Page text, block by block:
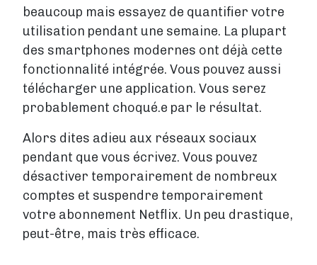
beaucoup mais essayez de quantifier votre
utilisation pendant une semaine. La plupart
des smartphones modernes ont déjà cette
fonctionnalité intégrée. Vous pouvez aussi
télécharger une application. Vous serez
probablement choqué.e par le résultat.
Alors dites adieu aux réseaux sociaux
pendant que vous écrivez. Vous pouvez
désactiver temporairement de nombreux
comptes et suspendre temporairement
votre abonnement Netflix. Un peu drastique,
peut-être, mais très efficace.